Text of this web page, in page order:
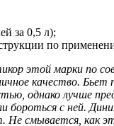
за 0,5 л);
по
этой марки по
качество. Бьет
однако лучше
бороться с ней.
Не смывается, как